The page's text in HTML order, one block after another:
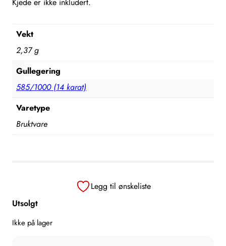
Vekt
2,37 g
Gullegering
585/1000 (14 karat)
Varetype
Bruktvare
Legg til ønskeliste
Utsolgt
Ikke på lager